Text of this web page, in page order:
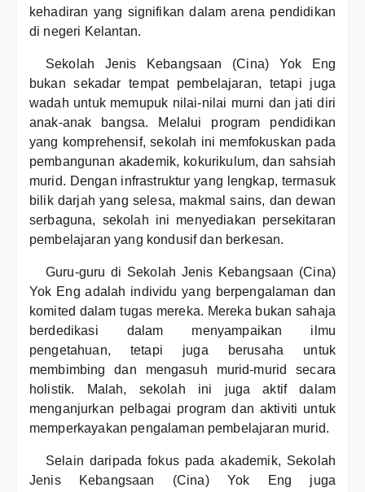
kehadiran yang signifikan dalam arena pendidikan
di negeri Kelantan.
Sekolah Jenis Kebangsaan (Cina) Yok Eng
bukan sekadar tempat pembelajaran, tetapi juga
wadah untuk memupuk nilai-nilai murni dan jati diri
anak-anak bangsa. Melalui program pendidikan
yang komprehensif, sekolah ini memfokuskan pada
pembangunan akademik, kokurikulum, dan sahsiah
murid. Dengan infrastruktur yang lengkap, termasuk
bilik darjah yang selesa, makmal sains, dan dewan
serbaguna, sekolah ini menyediakan persekitaran
pembelajaran yang kondusif dan berkesan.
Guru-guru di Sekolah Jenis Kebangsaan (Cina)
Yok Eng adalah individu yang berpengalaman dan
komited dalam tugas mereka. Mereka bukan sahaja
berdedikasi dalam menyampaikan ilmu
pengetahuan, tetapi juga berusaha untuk
membimbing dan mengasuh murid-murid secara
holistik. Malah, sekolah ini juga aktif dalam
menganjurkan pelbagai program dan aktiviti untuk
memperkayakan pengalaman pembelajaran murid.
Selain daripada fokus pada akademik, Sekolah
Jenis Kebangsaan (Cina) Yok Eng juga